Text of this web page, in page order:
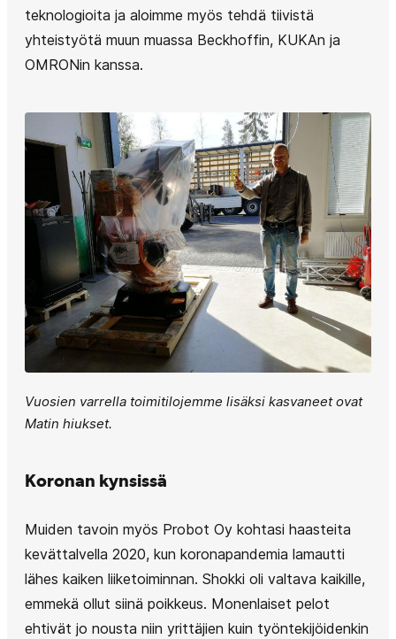
teknologioita ja aloimme myös tehdä tiivistä
yhteistyötä muun muassa Beckhoffin, KUKAn ja
OMRONin kanssa.
Vuosien varrella toimitilojemme lisäksi kasvaneet ovat
Matin hiukset.
Koronan kynsissä
Muiden tavoin myös Probot Oy kohtasi haasteita
kevättalvella 2020, kun koronapandemia lamautti
lähes kaiken liiketoiminnan. Shokki oli valtava kaikille,
emmekä ollut siinä poikkeus. Monenlaiset pelot
ehtivät jo nousta niin yrittäjien kuin työntekijöidenkin